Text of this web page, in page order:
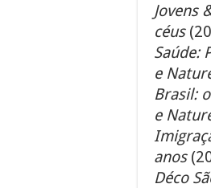
Jovens
céus
Saúde:
e
Brasil:
e
anos
Déco